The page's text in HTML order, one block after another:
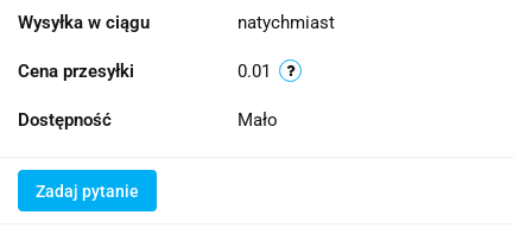
Wysyłka w ciągu natychmiast
Cena przesyłki 0.01
Dostępność Mało
Zadaj pytanie